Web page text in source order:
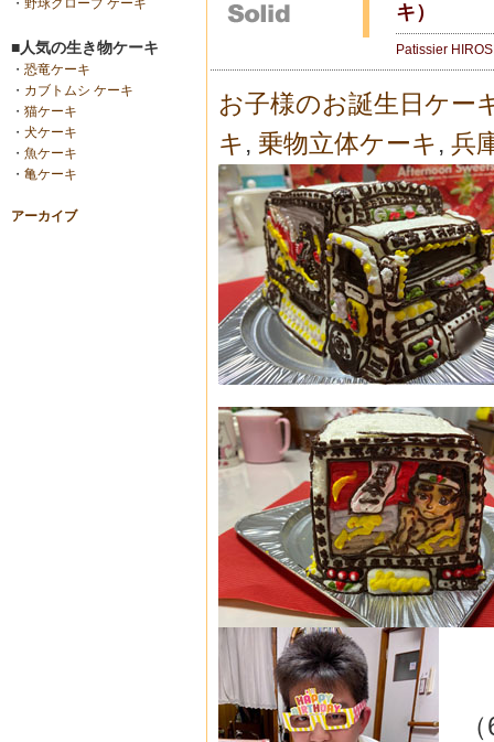
・ 野球グローブ ケーキ
■人気の生き物ケーキ
・ 恐竜ケーキ
・ カブトムシ ケーキ
・ 猫ケーキ
・ 犬ケーキ
・ 魚ケーキ
・ 亀ケーキ
アーカイブ
キ）
Patissier
お子様のお誕生日ケー
キ , 乗物立体ケーキ , 兵